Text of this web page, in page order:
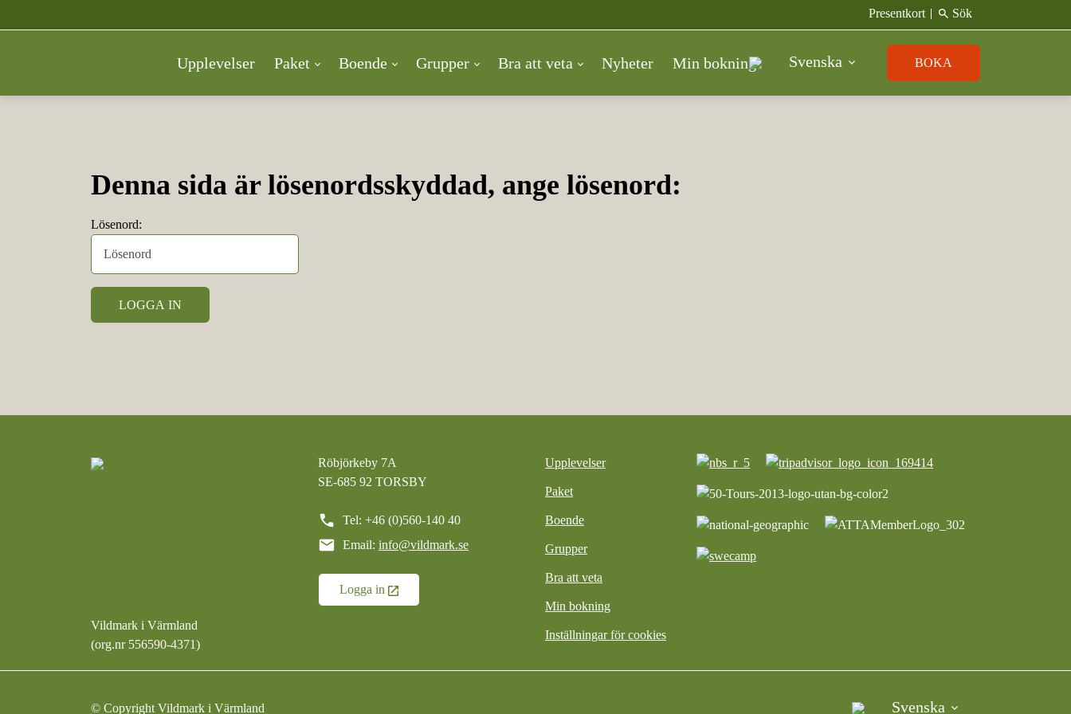
Presentkort search Sök
Upplevelser Paket Boende Grupper Bra att veta Nyheter Min bokning Svenska BOKA
Denna sida är lösenordsskyddad, ange lösenord:
Lösenord:
Vildmark i Värmland
(org.nr 556590-4371)
Röbjörkeby 7A
SE-685 92 TORSBY
call Tel: +46 (0)560-140 40
mail Email: info@vildmark.se
Logga in
Upplevelser
Paket
Boende
Grupper
Bra att veta
Min bokning
Inställningar för cookies
Svenska
©︎ Copyright Vildmark i Värmland